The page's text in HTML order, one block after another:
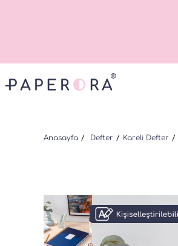
Anasayfa Defter Kareli Defter